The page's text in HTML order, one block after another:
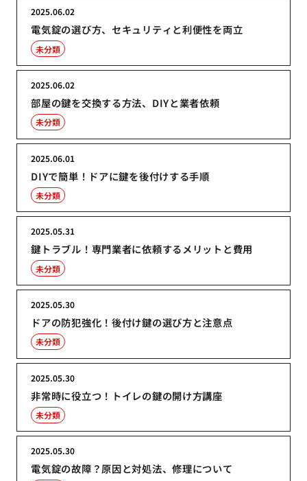
電気錠の選び方、セキュリティと利便性を両立
2025.06.02
未分類
部屋の鍵を交換する方法、DIYと業者依頼
2025.06.02
未分類
DIYで簡単！ドアに鍵を後付けする手順
2025.06.01
未分類
鍵トラブル！専門業者に依頼するメリットと費用
2025.05.31
未分類
ドアの防犯強化！後付け鍵の選び方と注意点
2025.05.30
未分類
非常時に役立つ！トイレの鍵の開け方講座
2025.05.30
未分類
電気錠の故障？原因と対処法、修理について
2025.05.30